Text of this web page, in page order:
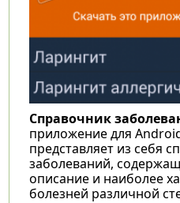
Справочник
приложение для
представляет из себя
заболеваний,
описание и наиболее
болезней различной